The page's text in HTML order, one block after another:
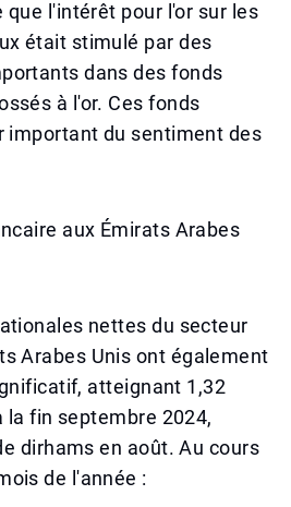
que l'intérêt pour l'or sur les
était stimulé par des
dans des fonds
à l'or. Ces fonds
important du sentiment des
aux Émirats Arabes
nettes du secteur
Arabes Unis ont également
atteignant 1,32
fin septembre 2024,
dirhams en août. Au cours
de l'année :